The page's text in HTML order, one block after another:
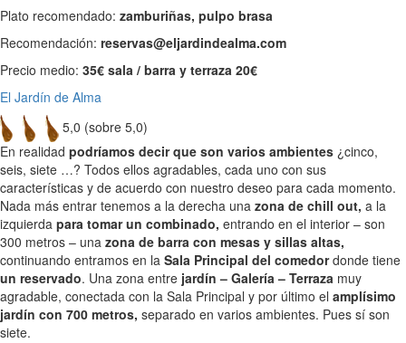
Plato recomendado: zamburiñas, pulpo brasa
Recomendación: reservas@eljardindealma.com
Precio medio: 35€ sala / barra y terraza 20€
El Jardín de Alma
5,0 (sobre 5,0)
En realidad podríamos decir que son varios ambientes ¿cinco,
seis, siete …? Todos ellos agradables, cada uno con sus
características y de acuerdo con nuestro deseo para cada momento.
Nada más entrar tenemos a la derecha una zona de chill out, a la
izquierda para tomar un combinado, entrando en el interior – son
300 metros – una zona de barra con mesas y sillas altas,
continuando entramos en la Sala Principal del comedordonde tiene
un reservado. Una zona entre jardín – Galería – Terraza muy
agradable, conectada con la Sala Principal y por último el amplísimo
jardín con 700 metros, separado en varios ambientes. Pues sí son
siete.